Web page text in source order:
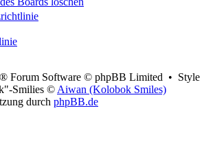
® Forum Software © phpBB Limited • Style
Smilies ©Aiwan (Kolobok Smiles)
durch phpBB.de